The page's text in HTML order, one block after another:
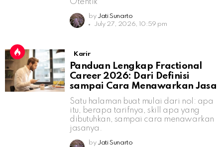
Otentik
by Jati Sunarto
July 27, 2026, 10:59 pm
Karir
Panduan Lengkap Fractional
Career 2026: Dari Definisi
sampai Cara Menawarkan Jasa
Satu halaman buat mulai dari nol: apa
itu, berapa tarifnya, skill apa yang
dibutuhkan, sampai cara menawarkan
jasanya.
by Jati Sunarto